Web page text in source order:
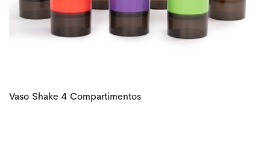
Vaso Shake 4 Compartimentos